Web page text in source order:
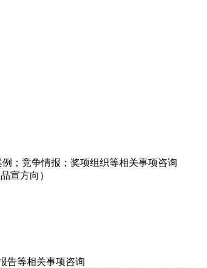
；竞争情报；奖项组织等相关事项咨询
宣方向）
告等相关事项咨询